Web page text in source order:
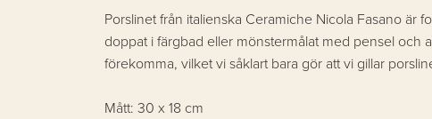
Porslinet från italienska Ceramiche Nicola Fasano är
doppat i färgbad eller mönstermålat med pensel och
förekomma, vilket vi såklart bara gör att vi gillar
Mått: 30 x 18 cm